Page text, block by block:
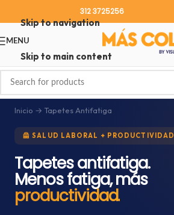
Skip to navigation
Skip to main content
312 3725256
MENU
Inicio → Tapetes Antifatiga
🦺 SALUD LABORAL + PRODUCTIVIDAD
Tapetes antifatiga.
Menos fatiga, más
productividad.